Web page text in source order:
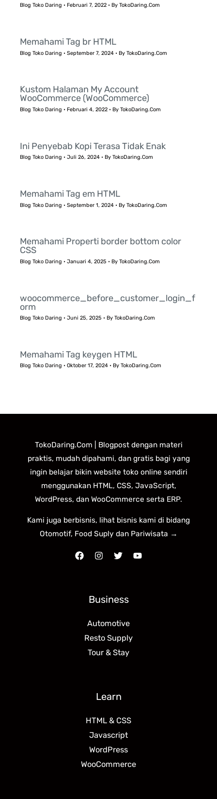
Blog Toko Daring • Februari 7, 2022 • ByTokoDaring.Com
Memahami Tag br HTML
Blog Toko Daring •September 7, 2024 • ByTokoDaring.Com
Kustom Halaman My Account
WooCommerce (WooCommerce)
Blog Toko Daring • Februari 4, 2022 • ByTokoDaring.Com
Ini Penyebab Kopi Terasa Tidak Enak
Blog Toko Daring •Juli 26, 2024 • ByTokoDaring.Com
Memahami Tag em HTML
Blog Toko Daring •September 1, 2024 • ByTokoDaring.Com
Memahami Properti border bottom color
CSS
Blog Toko Daring •Januari 4, 2025 • ByTokoDaring.Com
woocommerce_before_customer_login_f
orm
Blog Toko Daring •Juni 25, 2025 • ByTokoDaring.Com
Memahami Tag keygen HTML
Blog Toko Daring •Oktober 17, 2024 • ByTokoDaring.Com
TokoDaring.Com | Blogpost dengan materi
praktis, mudah dipahami, dan gratis bagi yang
ingin belajar bikin website toko online sendiri
menggunakan HTML, CSS, JavaScript,
WordPress, dan WooCommerce serta ERP.
Kami juga berbisnis, lihat bisnis kami di bidang
Otomotif, Food Suply dan Pariwisata →
Business
Automotive
Resto Supply
Tour & Stay
Learn
HTML & CSS
Javascript
WordPress
WooCommerce